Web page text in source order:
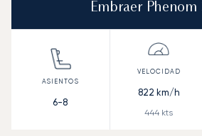
Embraer
6-8
822 km/h
444 kts